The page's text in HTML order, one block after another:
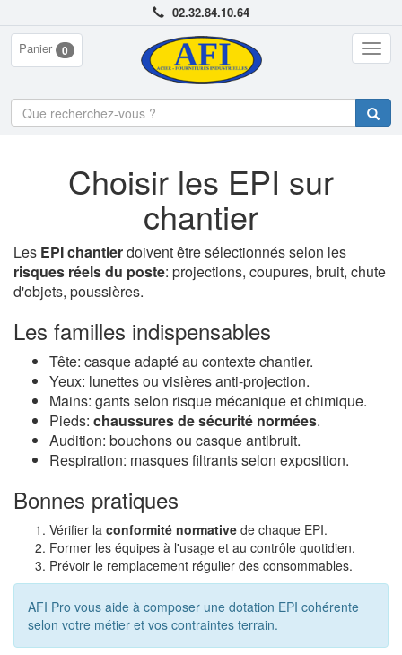
02.32.84.10.64
Panier 0
Choisir les EPI sur
chantier
Les EPI chantierdoivent être sélectionnés selon les
risques réels du poste: projections, coupures, bruit, chute
d'objets, poussières.
Les familles indispensables
Tête: casque adapté au contexte chantier.
Yeux: lunettes ou visières anti-projection.
Mains: gants selon risque mécanique et chimique.
Pieds: chaussures de sécurité normées.
Audition: bouchons ou casque antibruit.
Respiration: masques filtrants selon exposition.
Bonnes pratiques
Vérifier la conformité normative de chaque EPI.
Former les équipes à l'usage et au contrôle quotidien.
Prévoir le remplacement régulier des consommables.
AFI Pro vous aide à composer une dotation EPI cohérente
selon votre métier et vos contraintes terrain.